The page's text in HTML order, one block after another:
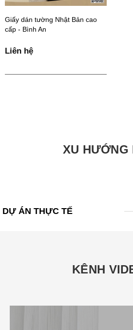
Giấy dán tường Nhật Bản cao
cấp - Bình An
Liên hệ
XU HƯỚNG
DỰ ÁN THỰC TẾ
KÊNH